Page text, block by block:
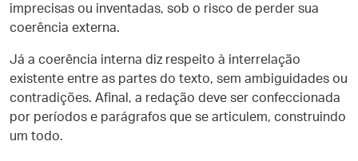
imprecisas ou inventadas, sob o risco de perder sua
coerência externa.
Já a coerência interna diz respeito à interrelação
existente entre as partes do texto, sem ambiguidades ou
contradições. Afinal, a redação deve ser confeccionada
por períodos e parágrafos que se articulem, construindo
um todo.